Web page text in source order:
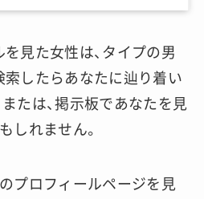
見た女性は、タイプの男
したらあなたに辿り着い
たは、掲示板であなたを見
しれません。
プロフィールページを見